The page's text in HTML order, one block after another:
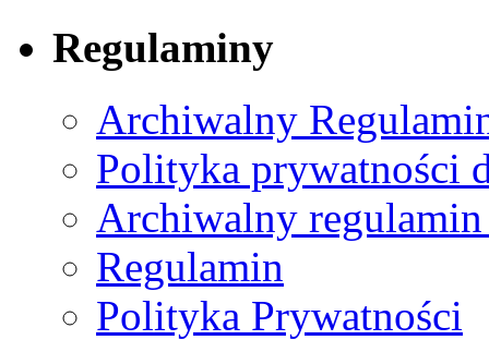
Regulaminy
Archiwalny
Polityka prywatności
Archiwalny
Regulamin
Polityka Prywatności